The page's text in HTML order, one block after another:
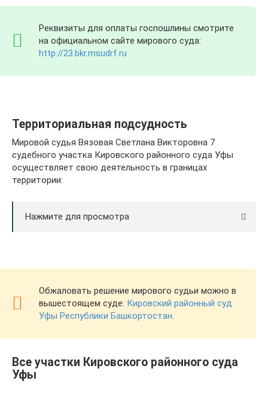
Реквизиты для оплаты госпошлины смотрите
на официальном сайте мирового суда:
http://23.bkr.msudrf.ru
Территориальная подсудность
Мировой судья Вязовая Светлана Викторовна 7
судебного участка Кировского районного суда Уфы
осуществляет свою деятельность в границах
территории:
Нажмите для просмотра
Обжаловать решение мирового судьи можно в
вышестоящем суде: Кировский районный суд
Уфы Республики Башкортостан.
Все участки Кировского районного суда
Уфы